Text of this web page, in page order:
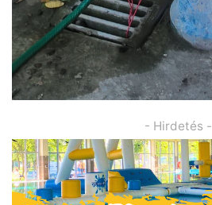
- Hirdetés -